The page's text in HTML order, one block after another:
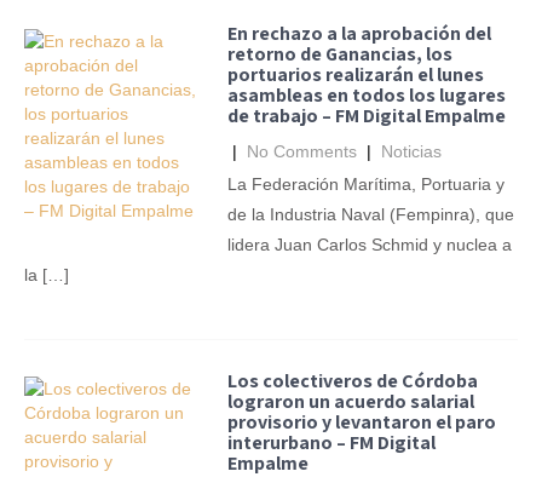
En rechazo a la aprobación del
retorno de Ganancias, los
portuarios realizarán el lunes
asambleas en todos los lugares
de trabajo – FM Digital Empalme
| No Comments | Noticias
La Federación Marítima, Portuaria y
de la Industria Naval (Fempinra), que
lidera Juan Carlos Schmid y nuclea a
la […]
Los colectiveros de Córdoba
lograron un acuerdo salarial
provisorio y levantaron el paro
interurbano – FM Digital
Empalme